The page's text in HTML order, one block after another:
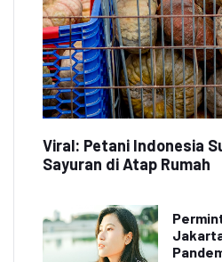
Viral: Petani Indonesia
Sayuran di Atap Rumah